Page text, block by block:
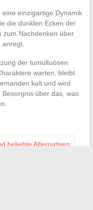
einzigartige Dynamik
die dunklen Ecken der
zum Nachdenken über
der tumultuösen
warten, bleibt
kalt und wird
über das, was
beliebte Alternativen